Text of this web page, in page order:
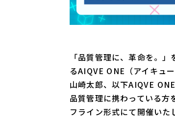
「品質管理に、革命を。
るAIQVE ONE（アイキュ
山崎太郎、以下AIQVE
品質管理に携わっている方
フライン形式にて開催いた